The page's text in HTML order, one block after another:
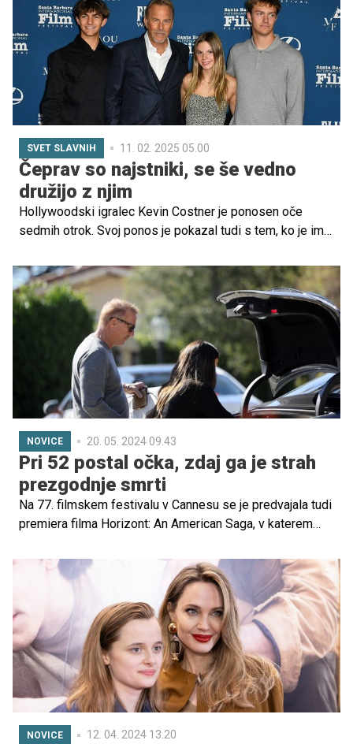
SVET SLAVNIH 11. 02. 2025 05.00
Čeprav so najstniki, se še vedno
družijo z njim
Hollywoodski igralec Kevin Costner je ponosen oče
sedmih otrok. Svoj ponos je pokazal tudi s tem, ko je imel
najpomembnejše goste – svoje otroke.
NOVICE 20. 05. 2024 09.43
Pri 52 postal očka, zdaj ga je strah
prezgodnje smrti
Na 77. filmskem festivalu v Cannesu se je predvajala tudi
premiera filma Horizont: An American Saga, v katerem
Costner, ki je poleg tega tudi režiral film. Na rdeči
preprogi se je pojavil skupaj s svojimi petimi otroki.
NOVICE 12. 04. 2024 13.20